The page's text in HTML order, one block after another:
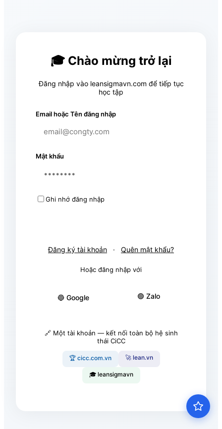
🎓 Chào mừng trở lại
Đăng nhập vào leansigmavn.com để tiếp tục
học tập
Email hoặc Tên đăng nhập
Mật khẩu
Ghi nhớ đăng nhập
Đăng ký tài khoản · Quên mật khẩu?
Hoặc đăng nhập với
🔵 Google 🟢 Zalo
🔗 Một tài khoản — kết nối toàn bộ hệ sinh
thái CiCC
🏆 cicc.com.vn 🚀 lean.vn
🎓 leansigmavn